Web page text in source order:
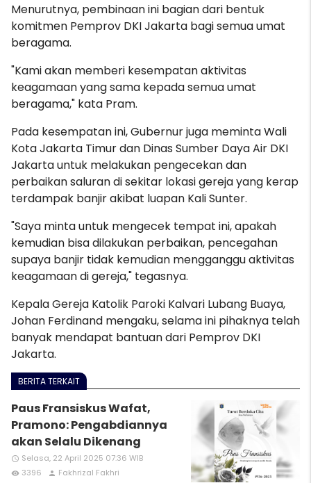
Menurutnya, pembinaan ini bagian dari bentuk
komitmen Pemprov DKI Jakarta bagi semua umat
beragama.
"Kami akan memberi kesempatan aktivitas
keagamaan yang sama kepada semua umat
beragama," kata Pram.
Pada kesempatan ini, Gubernur juga meminta Wali
Kota Jakarta Timur dan Dinas Sumber Daya Air DKI
Jakarta untuk melakukan pengecekan dan
perbaikan saluran di sekitar lokasi gereja yang kerap
terdampak banjir akibat luapan Kali Sunter.
"Saya minta untuk mengecek tempat ini, apakah
kemudian bisa dilakukan perbaikan, pencegahan
supaya banjir tidak kemudian mengganggu aktivitas
keagamaan di gereja," tegasnya.
Kepala Gereja Katolik Paroki Kalvari Lubang Buaya,
Johan Ferdinand mengaku, selama ini pihaknya telah
banyak mendapat bantuan dari Pemprov DKI
Jakarta.
BERITA TERKAIT
Paus Fransiskus Wafat,
Pramono: Pengabdiannya
akan Selalu Dikenang
access_time Selasa, 22 April 2025 07:36 WIB
remove_red_eye 3396 person Fakhrizal Fakhri